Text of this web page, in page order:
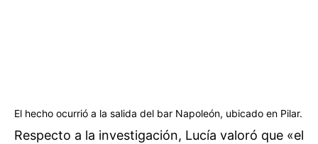
El hecho ocurrió a la salida del bar Napoleón, ubicado en Pilar.
Respecto a la investigación, Lucía valoró que «el